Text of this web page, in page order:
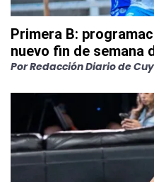
Primera B:
nuevo fin de semana
PorRedacción Diario de